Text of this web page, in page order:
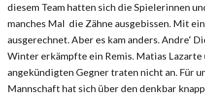
diesem Team hatten sich die Spielerinnen
manches Mal die Zähne ausgebissen. Mit
ausgerechnet. Aber es kam anders. Andre‘
Winter erkämpfte ein Remis. Matias
angekündigten Gegner traten nicht an. Für
Mannschaft hat sich über den denkbar